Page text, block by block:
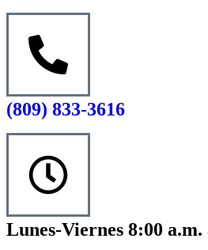
(809) 833-3616
Lunes-Viernes 8:00 a.m.